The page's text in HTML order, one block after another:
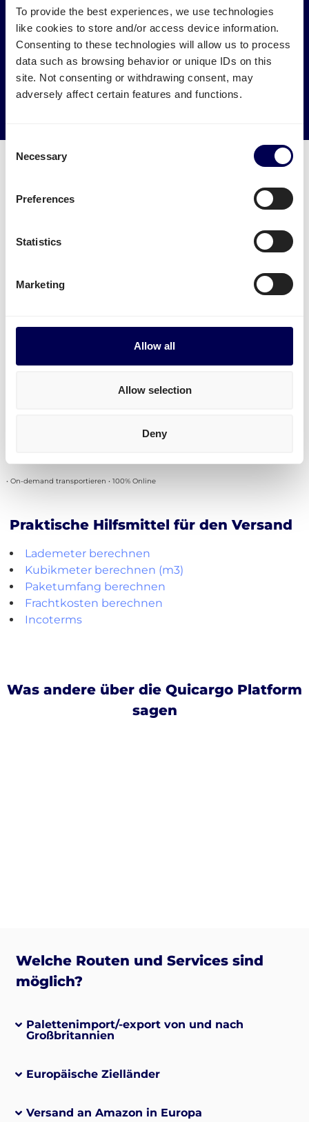
To provide the best experiences, we use technologies
like cookies to store and/or access device information.
Consenting to these technologies will allow us to process
data such as browsing behavior or unique IDs on this
site. Not consenting or withdrawing consent, may
adversely affect certain features and functions.
Consent
Selection
Necessary
Preferences
Statistics
Marketing
Allow all
Allow selection
Deny
Haben Sie Einfluss auf die Umwelt
sonst leer fahren würden.
→ Noch heute versenden
nötigen Papiere zu bedienen?
Stellvertreter für die Handhabung der Papiere
ernennen. Allerdings ist es Quicargo selber nicht
die zwischen EU und UK handeln. Quicargo darf dies
ausschließlich für national-tätige Unternehmen aus
Großbritannien.
Quicargo arbeitet daher mit dritten zusammen, die
Vorgang für Sie und Ihre Firma.
• On-demand transportieren • 100% Online
Praktische Hilfsmittel für den Versand
Lademeter berechnen
Kubikmeter berechnen (m3)
Paketumfang berechnen
Frachtkosten berechnen
Incoterms
Was andere über die Quicargo Platform
sagen
Welche Routen und Services sind
möglich?
Palettenimport/-export von und nach
Großbritannien
Europäische Zielländer
Versand an Amazon in Europa